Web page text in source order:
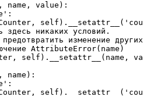
name, value):
здесь никаких условий.
изменение
AttributeError(name)
self).__setattr__(name,
name):